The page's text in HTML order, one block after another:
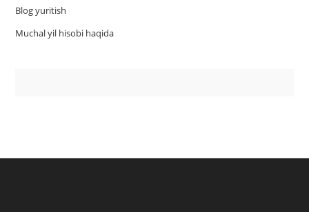
Blog yuritish
Muchal yil hisobi haqida